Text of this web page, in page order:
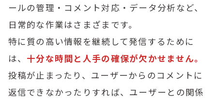
ールの管理・コメント対応・データ分析など、
日常的な作業はさまざまです。
特に質の高い情報を継続して発信するために
は、 十分な時間と人手の確保が欠かせません。
投稿が止まったり、ユーザーからのコメントに
返信できなかったりすれば、ユーザーとの関係